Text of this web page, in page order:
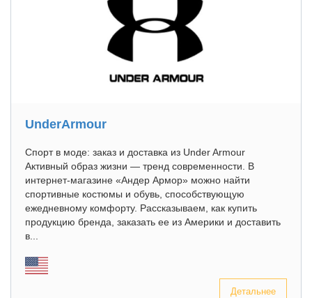
UnderArmour
Спорт в моде: заказ и доставка из Under Armour
Активный образ жизни — тренд современности. В
интернет-магазине «Андер Армор» можно найти
спортивные костюмы и обувь, способствующую
ежедневному комфорту. Рассказываем, как купить
продукцию бренда, заказать ее из Америки и доставить
в...
Детальнее